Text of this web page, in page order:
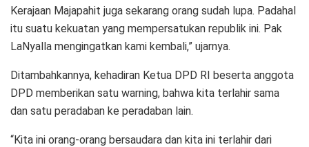
Kerajaan Majapahit juga sekarang orang sudah lupa. Padahal
itu suatu kekuatan yang mempersatukan republik ini. Pak
LaNyalla mengingatkan kami kembali,” ujarnya.
Ditambahkannya, kehadiran Ketua DPD RI beserta anggota
DPD memberikan satu warning, bahwa kita terlahir sama
dan satu peradaban ke peradaban lain.
“Kita ini orang-orang bersaudara dan kita ini terlahir dari